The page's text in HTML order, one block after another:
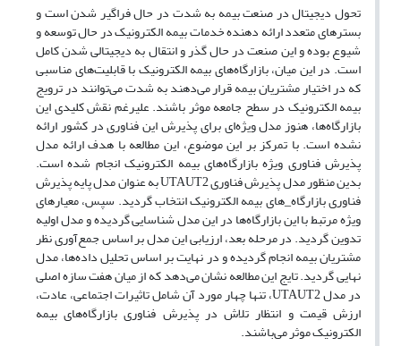
تحول دیجیتال در صنعت بیمه به شدت در حال فراگیر شدن است و
بسترهای متعدد ارائه دهنده خدمات بیمه الکترونیک در حال توسعه و
شیوع بوده و این صنعت در حال گذر و انتقال به دیجیتالی شدن کامل
است. در این میان، بازارگاه‌های بیمه الکترونیک با قابلیت‌های مناسبی
که در اختیار مشتریان بیمه قرار می‌دهند به شدت می‌توانند در ترویج
بیمه الکترونیک در سطح جامعه موثر باشند. علیرغم نقش کلیدی این
بازارگاه‌ها، هنوز مدل ویژه‌ای برای پذیرش این فناوری در کشور ارائه
نشده است. با تمرکز بر این موضوع، این مطالعه با هدف ارائه مدل
پذیرش فناوری ویژه بازارگاه‌های بیمه الکترونیک انجام شده است.
بدین منظور مدل پذیرش فناوری UTAUT2 به عنوان مدل پایه پذیرش
فناوری بازارگاه_های بیمه الکترونیک انتخاب گردید. سپس، معیارهای
ویژه مرتبط با این بازارگاه‌ها در این مدل شناسایی گردیده و مدل اولیه
تدوین گردید. در مرحله بعد، ارزیابی این مدل بر اساس جمع‌آوری نظر
مشتریان بیمه انجام گردیده و در نهایت بر اساس تحلیل داده‌ها، مدل
نهایی گردید. تایج این مطالعه نشان می‌دهد که از میان هفت سازه اصلی
در مدل UTAUT2، تنها چهار مورد آن شامل تاثیرات اجتماعی، عادت،
ارزش قیمت و انتظار تلاش در پذیرش فناوری بازارگاه‌های بیمه
الکترونیک موثر می‌باشند.